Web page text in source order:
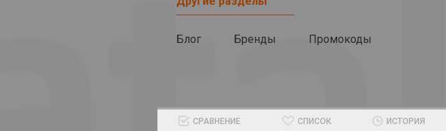
Блог Бренды Промокоды
СРАВНЕНИЕ СПИСОК ИСТОРИЯ